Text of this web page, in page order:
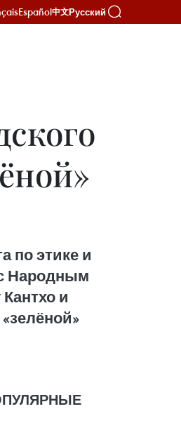
Español中文Русский
по этике и
Народным
и